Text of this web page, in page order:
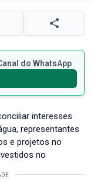
do WhatsApp
interesses
representantes
e projetos no
no